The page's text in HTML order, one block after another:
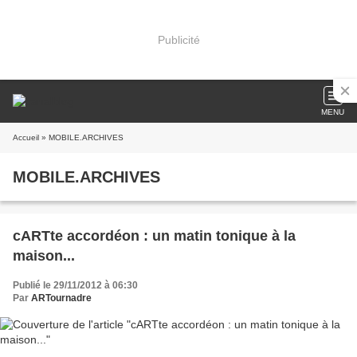
Publicité
MENU
Accueil » MOBILE.ARCHIVES
MOBILE.ARCHIVES
cARTte accordéon : un matin tonique à la
maison...
Publié le 29/11/2012 à 06:30
Par ARTournadre